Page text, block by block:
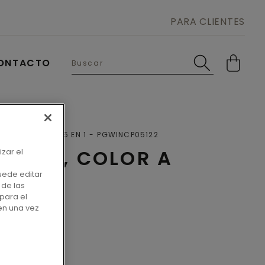
PARA CLIENTES
EN 1, COLOR A
MOLDURA 5 EN 1 PGWINCP05122
el
editar
las
el
una vez